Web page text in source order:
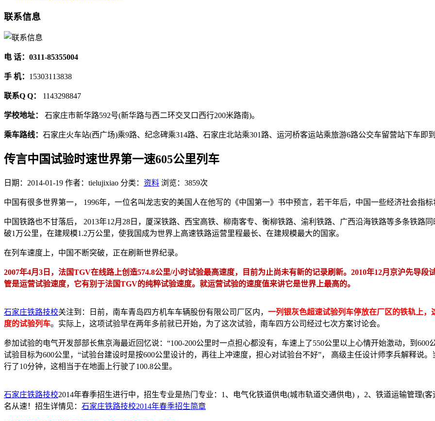
联系信息
电 话：0311-85355004
手 机： 15303113838
联系Q Q： 1143298847
学校地址： 石家庄市新华路592号(新华路与西二环交叉口西行200米路南)。
乘车路线： 石家庄火车站(西广场)乘9路、纪念碑乘314路、石家庄北站乘301路、运河桥客运站乘旅游6路公交车留营站下车即到
传言中国试验时速世界第一速605公里列车
日期：2014-01-19 作者：tielujixiao 分类： 资料 浏览：3859次
中国有很多世界第一， 1996年，一位名叫龙志安的美国人在他写的《中国第一》书中预言，若干年后，中国一些经济社会指标
中国铁路也不甘落后， 2013年12月28日，厦深铁路、西宝高铁、柳南客专、衡柳铁路、渝利铁路、广西沿海铁路等多条铁路
破1万公里，在建规模1.2万公里，使我国成为世界上高速铁路运营里程最长、在建规模最大的国家。
在列车速度上，中国不断突破，正在刷新世界纪录。
2007年4月3日，法国TGV在线路上创造574.8公里/小时试验最高速度，目前为止尚未有新的记录刷新。2010年12月京沪先导
管是运营试验速度，它有别于法国TGV的纯粹试验速度。就运营试验的速度值来讲它是世界上最高的。
石家庄铁路技校关注到：日前，南车青岛四方机车车辆股份有限公司厂区内， 一列银灰色超速试验列车停放在厂区的铁轨上
度的试验列车。实际上，这项试验早在两年多前就已开始，为了这次试验，南车四方公司经过七次方案讨论会。
参加试验的电气开发部部长焦京海最近回忆说：“100-200公里时一点担心都没有，车速上了550公里以上心情开始激动，到
试验目标为600公里，“试验台建设时是按600公里设计的，再往上冲速度，担心对试验台不好”， 高级主任设计师李兵解释说
行了10分钟，这相当于在地面上行驶了100.8公里。
石家庄铁路技校2014年春季招生进行中，招生专业是热门专业：1、电气化铁道供电(城市轨道交通供电) ，2、铁道运输管理(
名从速！招生详情见： 石家庄铁路技校2014年春季招生简章